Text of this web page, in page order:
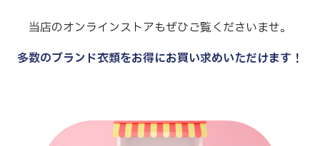
当店のオンラインストアもぜひご覧くださいませ。
多数のブランド衣類をお得にお買い求めいただけます！